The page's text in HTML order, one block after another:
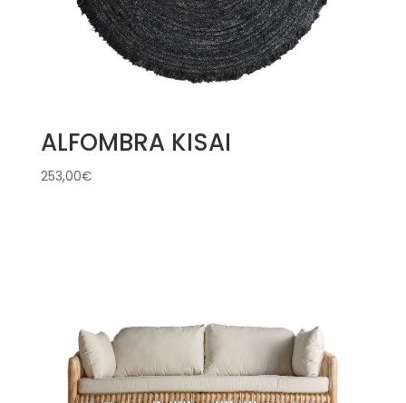
ALFOMBRA KISAI
253,00€